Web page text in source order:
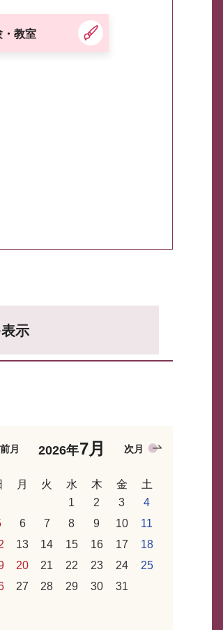
・教室
示
2026年7月
前月 次月
月 火 水 木 金
土
1
2 3
4
6 7 8 9 10
11
13 14 15 16 17
18
20 21 22 23 24
25
27 28 29 30 31